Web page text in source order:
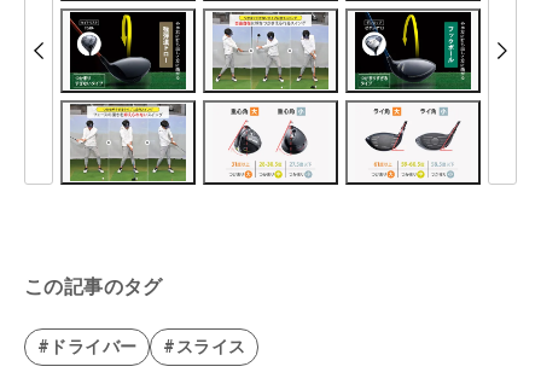
この記事のタグ
#ドライバー #スライス